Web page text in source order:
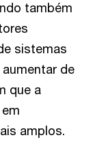
também
sistemas
de
que a
amplos.